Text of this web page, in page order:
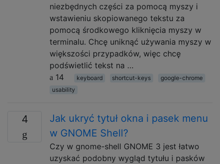
niezbędnych części za pomocą myszy i
wstawieniu skopiowanego tekstu za
pomocą środkowego kliknięcia myszy w
terminalu. Chcę uniknąć używania myszy w
większości przypadków, więc chcę
podświetlić tekst na …
14
keyboard shortcut-keys
google-chrome
usability
4
Jak ukryć tytuł okna i pasek menu
w GNOME Shell?
Czy w gnome-shell GNOME 3 jest łatwo
uzyskać podobny wygląd tytułu i pasków